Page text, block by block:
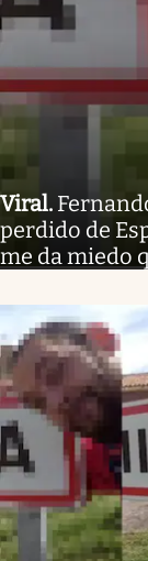
Viral.
perdido de
me da miedo